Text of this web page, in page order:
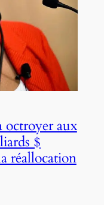
octroyer aux
$
réallocation